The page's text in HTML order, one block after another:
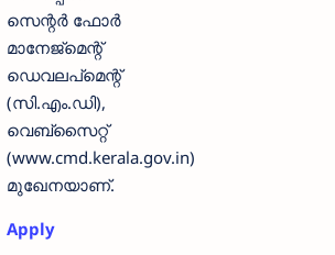
സെന്റർ ഫോർ
മാനേജ്മെന്റ്
ഡെവലപ്മെന്റ്
(സി.എം.ഡി),
വെബ്സൈറ്റ്
(www.cmd.kerala.gov.in)
മുഖേനയാണ്.
Apply